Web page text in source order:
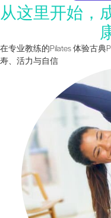
从这里开始，
在专业教练的Pilates 体验古
寿、活力与自信